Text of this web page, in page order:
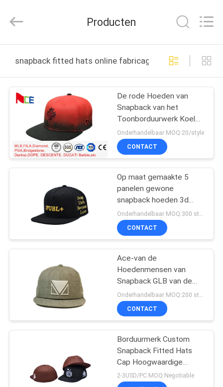
PRODUCTEN
ONGEVEER
ONS
FABRIEKSREIS
KWALITEITSCONTROLE
CONTACTEER
ONS
NIEUWS
GEVALLEN
PRIVACY
Reserved.
Producten
snapback fitted hats online fabricage
De rode Hoeden van
Snapback van het
Toonborduurwerk Koele
Uitstekende, Snapback
Gepaste Duurzame
Hoeden
Onderhandelbaar MOQ:20/style
CONTACT
Op maat gemaakte 5
panelen gewone
snapback hoeden 3d
borduurwerk gorras
snapback trucker hoeden
CONTACT
Ace-van de
Hoedenmensen van
Snapback GLB van de
Douane de Verwijderbare
Rand Onverwachte
Achterhoeden In het
CONTACT
Borduurmerk Custom
Snapback Fitted Hats
Cap Hoogwaardige
gesloten rug Snapback
hoeden voor mannen
2-3USD/PC MOQ:Negotiable